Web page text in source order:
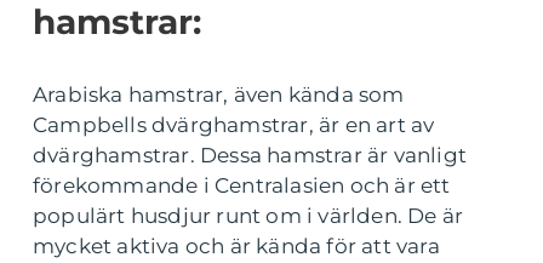
hamstrar:
Arabiska hamstrar, även kända som
Campbells dvärghamstrar, är en art av
dvärghamstrar. Dessa hamstrar är vanligt
förekommande i Centralasien och är ett
populärt husdjur runt om i världen. De är
mycket aktiva och är kända för att vara